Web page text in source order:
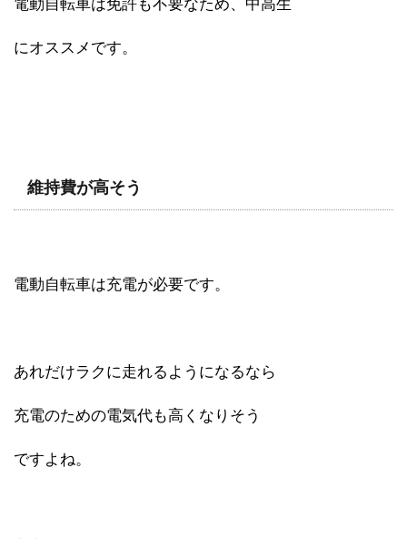
電動自転車は免許も不要なため、中高生
にオススメです。
維持費が高そう
電動自転車は充電が必要です。
あれだけラクに走れるようになるなら
充電のための電気代も高くなりそう
ですよね。